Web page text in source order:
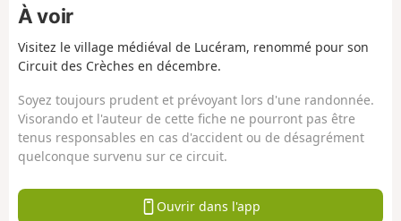
À voir
Visitez le village médiéval de Lucéram, renommé pour son
Circuit des Crèches en décembre.
Soyez toujours prudent et prévoyant lors d'une randonnée.
Visorando et l'auteur de cette fiche ne pourront pas être
tenus responsables en cas d'accident ou de désagrément
quelconque survenu sur ce circuit.
Ouvrir dans l'app